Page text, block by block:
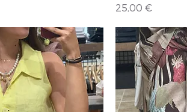
Precio
25,00 €